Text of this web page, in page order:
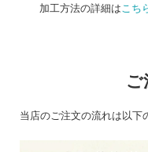
加工方法の詳細はこち
ご
当店のご注文の流れは以下